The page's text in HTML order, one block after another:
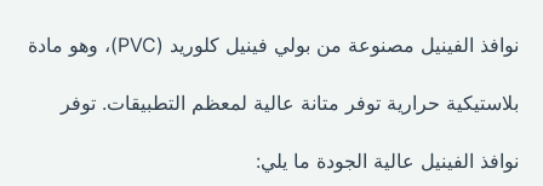
نوافذ الفينيل مصنوعة من بولي فينيل كلوريد (PVC)، وهو مادة
بلاستيكية حرارية توفر متانة عالية لمعظم التطبيقات. توفر
نوافذ الفينيل عالية الجودة ما يلي: